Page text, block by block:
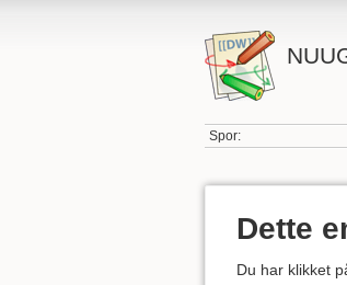
Spor:
Dette
Du har klikket